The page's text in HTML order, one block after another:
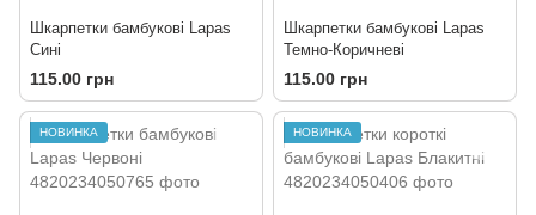
Шкарпетки бамбукові Lapas
Сині
115.00 грн
Шкарпетки бамбукові Lapas
Темно-Коричневі
115.00 грн
НОВИНКА НОВИНКА